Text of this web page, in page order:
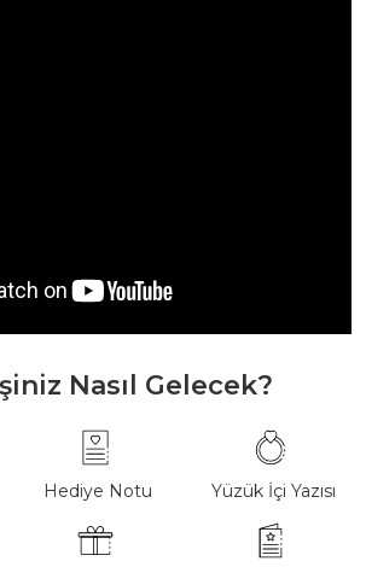
Nasıl Gelecek?
Hediye Notu Yüzük İçi Yazısı